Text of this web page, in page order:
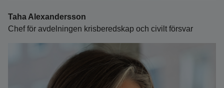
Taha Alexandersson
Chef för avdelningen krisberedskap och civilt försvar